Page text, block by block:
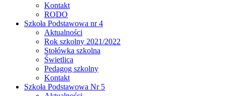
Kontakt
RODO
Szkoła Podstawowa nr 4
Aktualności
Rok szkolny 2021/2022
Stołówka szkolna
Świetlica
Pedagog szkolny
Kontakt
Szkoła Podstawowa Nr 5